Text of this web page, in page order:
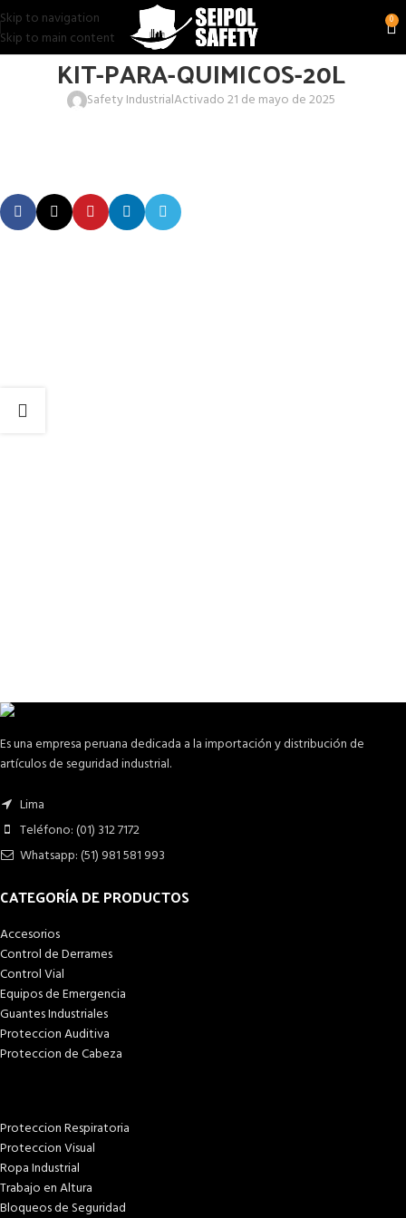
Skip to navigation
Skip to main content
0
KIT-PARA-QUIMICOS-20L
Safety IndustrialActivado 21 de mayo de 2025
Es una empresa peruana dedicada a la importación y distribución de
artículos de seguridad industrial.
Lima
Teléfono: (01) 312 7172
Whatsapp: (51) 981 581 993
CATEGORÍA DE PRODUCTOS
Accesorios
Control de Derrames
Control Vial
Equipos de Emergencia
Guantes Industriales
Proteccion Auditiva
Proteccion de Cabeza
Proteccion Respiratoria
Proteccion Visual
Ropa Industrial
Trabajo en Altura
Bloqueos de Seguridad